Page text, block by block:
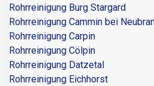
Rohrreinigung Burg Stargard
Rohrreinigung Cammin bei
Rohrreinigung Carpin
Rohrreinigung Cölpin
Rohrreinigung Datzetal
Rohrreinigung Eichhorst